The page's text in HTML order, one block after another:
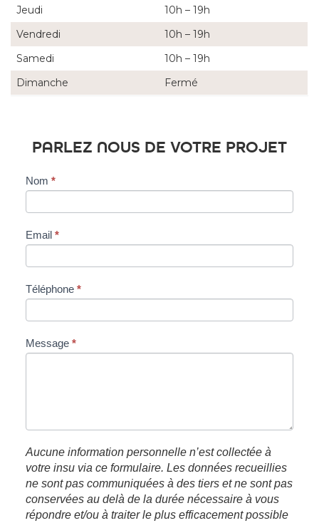
Jeudi
10h – 19h
Vendredi
10h – 19h
Samedi
10h – 19h
Dimanche
Fermé
PARLEZ NOUS DE VOTRE PROJET
Contactez
Nogent-
Nom *
Email *
Téléphone *
Message *
Aucune information personnelle n’est collectée à
votre insu via ce formulaire. Les données recueillies
ne sont pas communiquées à des tiers et ne sont pas
conservées au delà de la durée nécessaire à vous
répondre et/ou à traiter le plus efficacement possible